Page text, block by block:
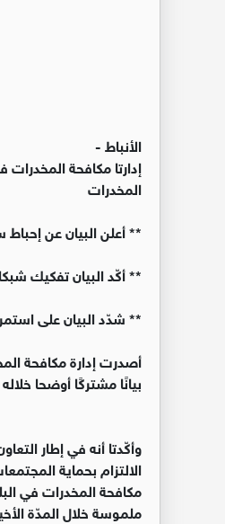
الأنباط -
إدارتا مكافحة
المخدرات
** أعلن البيان عن
** أكّد البيان تفكيك
** شدّد البيان على
أصدرت إدارة مكافحة
بيانًا مشتركًا أوضحا
وأكّدتا أنه في إطار
الالتزام بحماية
مكافحة المخدرات في
ملموسة خلال المدّة